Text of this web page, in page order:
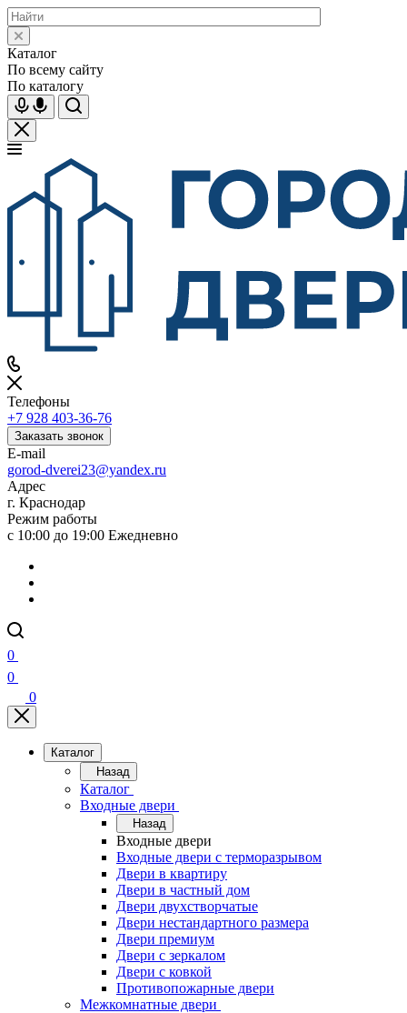
Каталог
По всему сайту
По каталогу
Телефоны
+7 928 403-36-76
Заказать звонок
E-mail
gorod-dverei23@yandex.ru
Адрес
г. Краснодар
Режим работы
с 10:00 до 19:00 Ежедневно
0
0
0
Каталог
Назад
Каталог
Входные двери
Назад
Входные двери
Входные двери с терморазрывом
Двери в квартиру
Двери в частный дом
Двери двухстворчатые
Двери нестандартного размера
Двери премиум
Двери с зеркалом
Двери с ковкой
Противопожарные двери
Межкомнатные двери